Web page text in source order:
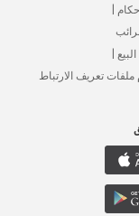
|
|
ملفات تعريف الارتباط